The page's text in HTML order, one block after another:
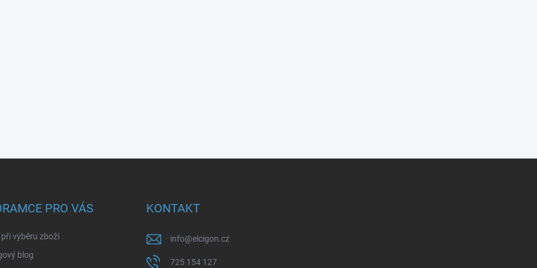
PRO VÁS
při výběru zboží
blog
KONTAKT
info@elcigon.cz
725 154 127